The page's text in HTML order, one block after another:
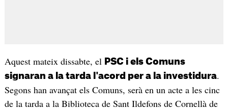
Aquest mateix dissabte, el PSC i els Comuns
signaran a la tarda l'acord per a la investidura.
Segons han avançat els Comuns, serà en un acte a les cinc
de la tarda a la Biblioteca de Sant Ildefons de Cornellà de